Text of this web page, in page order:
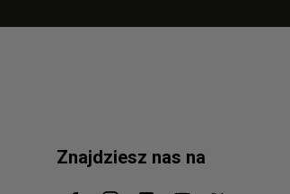
Znajdziesz nas na